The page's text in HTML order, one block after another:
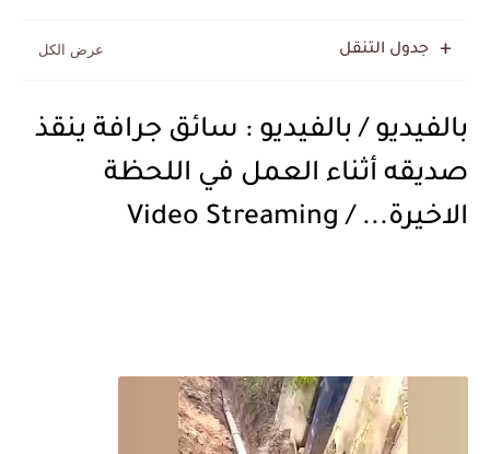
جدول التنقل
بالفيديو / بالفيديو : سائق جرافة ينقذ
صديقه أثناء العمل في اللحظة
الاخيرة... / Video Streaming